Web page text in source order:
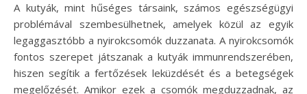
A kutyák, mint hűséges társaink, számos egészségügyi
problémával szembesülhetnek, amelyek közül az egyik
legaggasztóbb a nyirokcsomók duzzanata. A nyirokcsomók
fontos szerepet játszanak a kutyák immunrendszerében,
hiszen segítik a fertőzések leküzdését és a betegségek
megelőzését. Amikor ezek a csomók megduzzadnak, az